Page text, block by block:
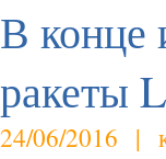
В конце
ракеты
24/06/2016 |